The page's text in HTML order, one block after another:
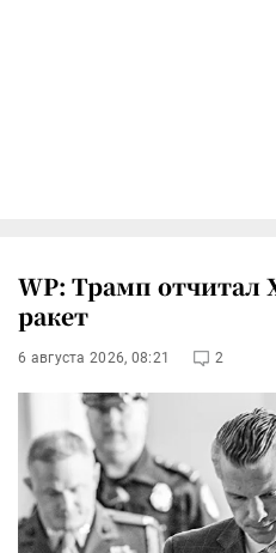
WP: Трамп отчитал
ракет
6 августа 2026, 08:21 2